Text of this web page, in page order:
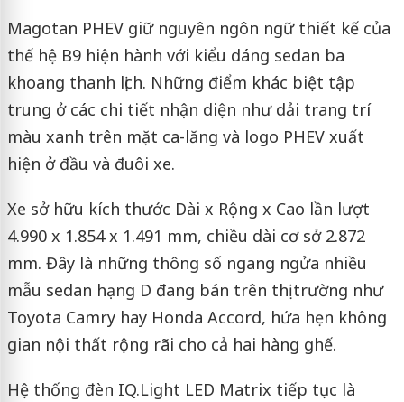
Magotan PHEV giữ nguyên ngôn ngữ thiết kế của
thế hệ B9 hiện hành với kiểu dáng sedan ba
khoang thanh lịch. Những điểm khác biệt tập
trung ở các chi tiết nhận diện như dải trang trí
màu xanh trên mặt ca-lăng và logo PHEV xuất
hiện ở đầu và đuôi xe.
Xe sở hữu kích thước Dài x Rộng x Cao lần lượt
4.990 x 1.854 x 1.491 mm, chiều dài cơ sở 2.872
mm. Đây là những thông số ngang ngửa nhiều
mẫu sedan hạng D đang bán trên thị trường như
Toyota Camry hay Honda Accord, hứa hẹn không
gian nội thất rộng rãi cho cả hai hàng ghế.
Hệ thống đèn IQ.Light LED Matrix tiếp tục là